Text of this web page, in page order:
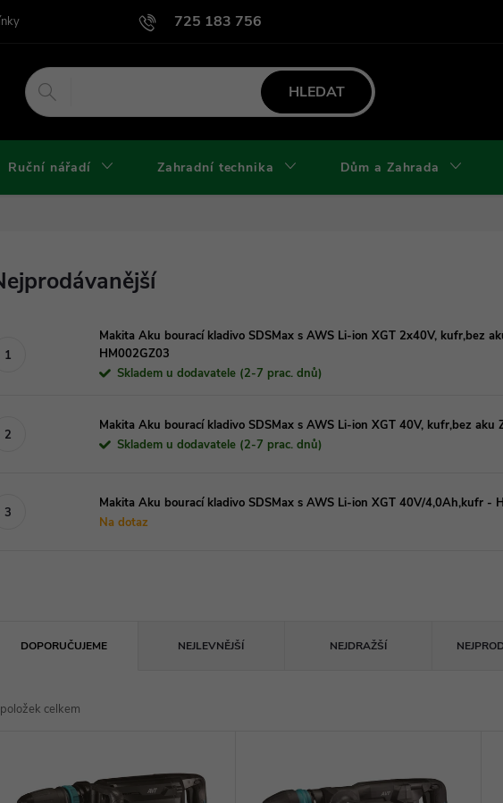
725 183 756
Podmínky užití webu Podmínky ochrany osobních údajů a cookies
HLEDAT
Ruční nářadí Zahradní technika Dům a Zahrada
Makita Aku bourací kladivo SDSMax s AWS Li-ion XGT 2x40V, kufr,bez
HM002GZ03
Skladem u dodavatele (2-7 prac. dnů)
Makita Aku bourací kladivo SDSMax s AWS Li-ion XGT 40V, kufr,bez aku
Skladem u dodavatele (2-7 prac. dnů)
Makita Aku bourací kladivo SDSMax s AWS Li-ion XGT 40V/4,0Ah,kufr -
Na dotaz
z
DOPORUČUJEME NEJLEVNĚJŠÍ NEJDRAŽŠÍ
položek celkem